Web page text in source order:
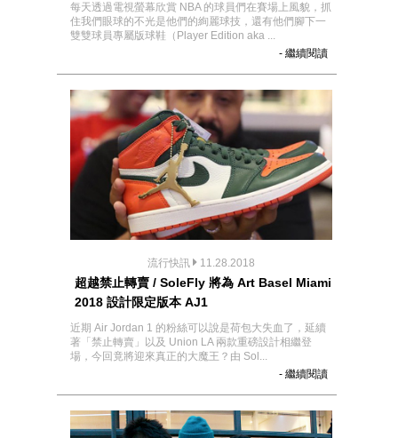
每天透過電視螢幕欣賞 NBA 的球員們在賽場上風貌，抓
住我們眼球的不光是他們的絢麗球技，還有他們腳下一
雙雙球員專屬版球鞋（Player Edition aka ...
- 繼續閱讀
流行快訊 11.28.2018
超越禁止轉賣 / SoleFly 將為 Art Basel Miami
2018 設計限定版本 AJ1
近期 Air Jordan 1 的粉絲可以說是荷包大失血了，延續
著「禁止轉賣」以及 Union LA 兩款重磅設計相繼登
場，今回竟將迎來真正的大魔王？由 Sol...
- 繼續閱讀